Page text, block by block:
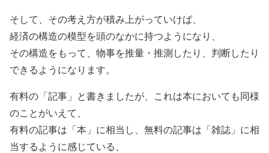
そして、その考え方が積み上がっていけば、
経済の構造の模型を頭のなかに持つようになり、
その構造をもって、物事を推量・推測したり、判断したり
できるようになります。
有料の「記事」と書きましたが、これは本においても同様
のことがいえて、
有料の記事は「本」に相当し、無料の記事は「雑誌」に相
当するように感じている、